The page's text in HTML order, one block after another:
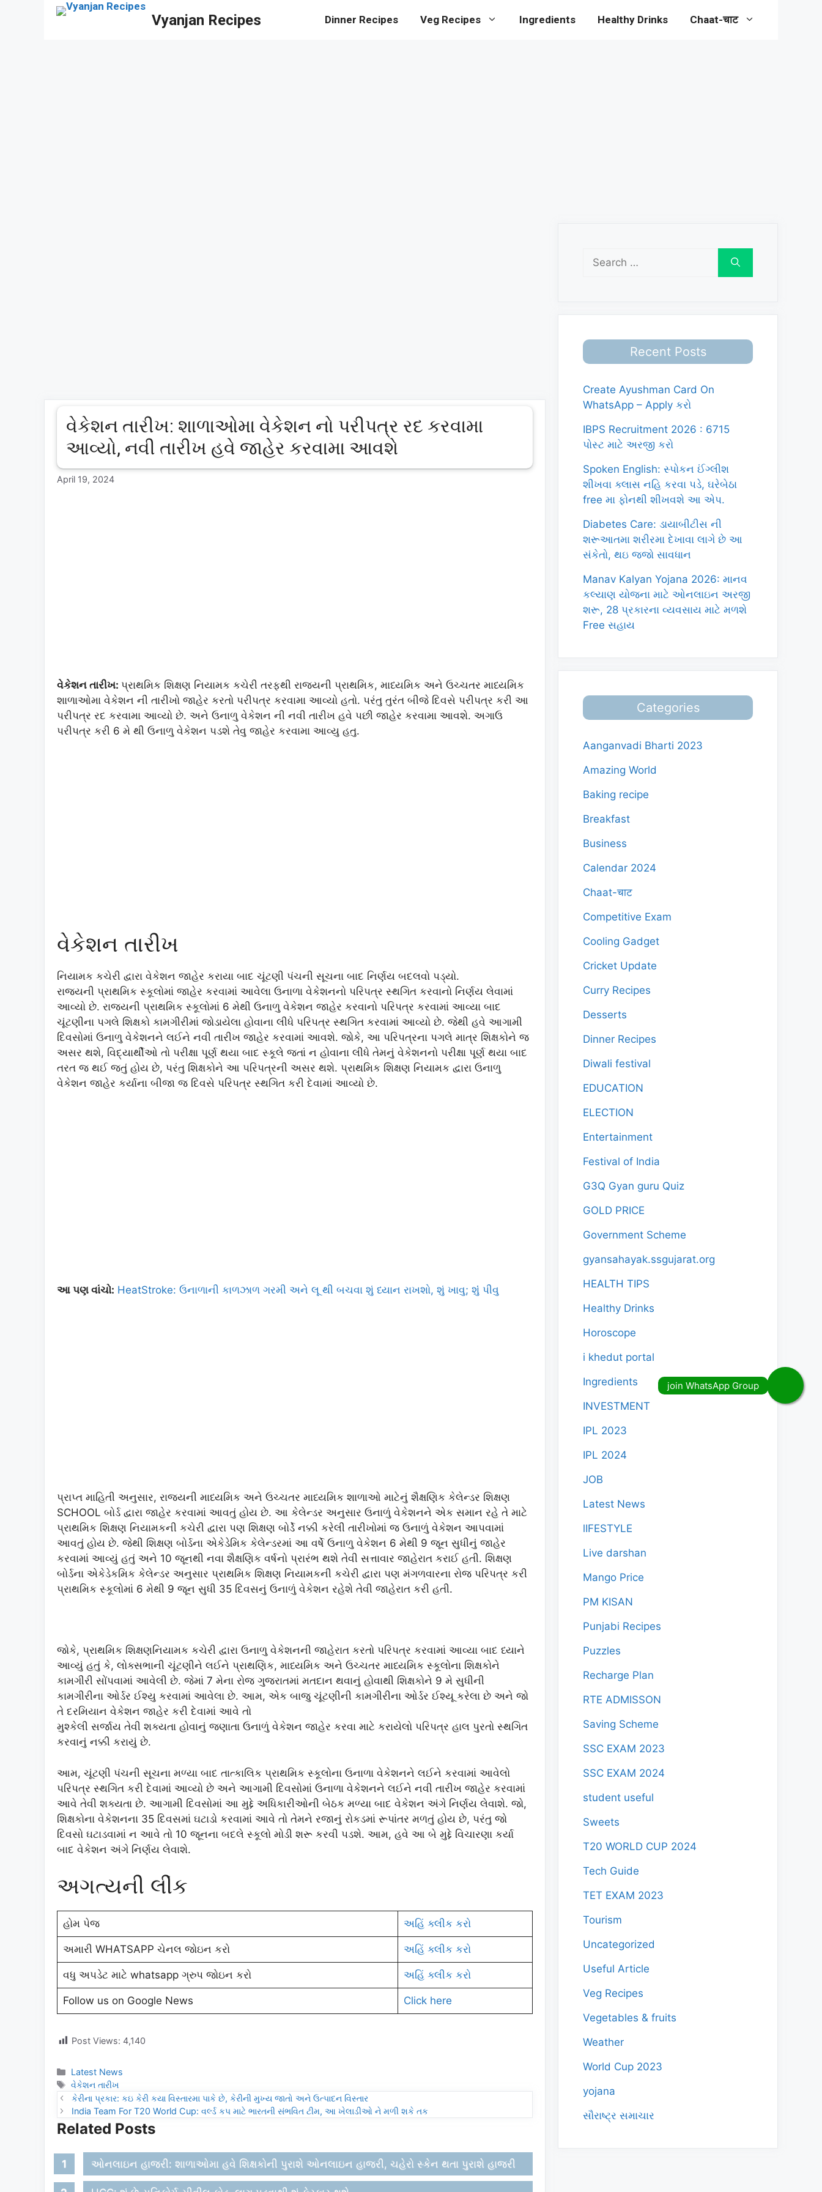
Vyanjan Recipes Dinner Recipes Veg Recipes Ingredients Healthy Drinks Chaat-चाट
વેકેશન તારીખ: શાળાઓમા વેકેશન નો પરીપત્ર રદ કરવામા
આવ્યો, નવી તારીખ હવે જાહેર કરવામા આવશે
April 19, 2024
વેકેશન તારીખ: પ્રાથમિક શિક્ષણ નિયામક કચેરી તરફથી રાજયની પ્રાથમિક, માધ્યમિક અને ઉચ્ચતર માધ્યમિક
શાળાઓમા વેકેશન ની તારીખો જાહેર કરતો પરીપત્ર કરવામા આવ્યો હતો. પરંતુ તુરંત બીજે દિવસે પરીપત્ર કરી આ
પરીપત્ર રદ કરવામા આવ્યો છે. અને ઉનાળુ વેકેશન ની નવી તારીખ હવે પછી જાહેર કરવામા આવશે. અગાઉ
પરીપત્ર કરી 6 મે થી ઉનાળુ વેકેશન પડશે તેવુ જાહેર કરવામા આવ્યુ હતુ.
વેકેશન તારીખ
નિયામક કચેરી દ્વારા વેકેશન જાહેર કરાયા બાદ ચૂંટણી પંચની સૂચના બાદ નિર્ણય બદલવો પડ્યો.
રાજ્યની પ્રાથમિક સ્કૂલોમાં જાહેર કરવામાં આવેલા ઉનાળા વેકેશનનો પરિપત્ર સ્થગિત કરવાનો નિર્ણય લેવામાં
આવ્યો છે. રાજ્યની પ્રાથમિક સ્કૂલોમાં 6 મેથી ઉનાળુ વેકેશન જાહેર કરવાનો પરિપત્ર કરવામાં આવ્યા બાદ
ચૂંટણીના પગલે શિક્ષકો કામગીરીમાં જોડાયેલા હોવાના લીધે પરિપત્ર સ્થગિત કરવામાં આવ્યો છે. જેથી હવે આગામી
દિવસોમાં ઉનાળુ વેકેશનને લઈને નવી તારીખ જાહેર કરવામાં આવશે. જોકે, આ પરિપત્રના પગલે માત્ર શિક્ષકોને જ
અસર થશે, વિદ્યાર્થીઓ તો પરીક્ષા પૂર્ણ થયા બાદ સ્કૂલે જતાં ન હોવાના લીધે તેમનું વેકેશનનો પરીક્ષા પૂર્ણ થયા બાદ
તરત જ થઈ જતું હોય છે, પરંતુ શિક્ષકોને આ પરિપત્રની અસર થશે. પ્રાથમિક શિક્ષણ નિયામક દ્વારા ઉનાળુ
વેકેશન જાહેર કર્યાના બીજા જ દિવસે પરિપત્ર સ્થગિત કરી દેવામાં આવ્યો છે.
આ પણ વાંચો: HeatStroke: ઉનાળાની કાળઝાળ ગરમી અને લૂ થી બચવા શું ધ્યાન રાખશો, શું ખાવુ; શુંં પીવુ
પ્રાપ્ત માહિતી અનુસાર, રાજ્યની માધ્યમિક અને ઉચ્ચતર માધ્યમિક શાળાઓ માટેનું શૈક્ષણિક કેલેન્ડર શિક્ષણ
SCHOOL બોર્ડ દ્વારા જાહેર કરવામાં આવતું હોય છે. આ કેલેન્ડર અનુસાર ઉનાળું વેકેશનને એક સમાન રહે તે માટે
પ્રાથમિક શિક્ષણ નિયામકની કચેરી દ્વારા પણ શિક્ષણ બોર્ડે નક્કી કરેલી તારીખોમાં જ ઉનાળું વેકેશન આપવામાં
આવતું હોય છે. જેથી શિક્ષણ બોર્ડના એકેડેમિક કેલેન્ડરમાં આ વર્ષે ઉનાળુ વેકેશન 6 મેથી 9 જૂન સુધીનું જાહેર
કરવામાં આવ્યું હતું અને 10 જૂનથી નવા શૈક્ષણિક વર્ષનો પ્રારંભ થશે તેવી સત્તાવાર જાહેરાત કરાઈ હતી. શિક્ષણ
બોર્ડના એકેડેકમિક કેલેન્ડર અનુસાર પ્રાથમિક શિક્ષણ નિયામકની કચેરી દ્વારા પણ મંગળવારના રોજ પરિપત્ર કરી
પ્રાથમિક સ્કૂલોમાં 6 મેથી 9 જૂન સુધી 35 દિવસનું ઉનાળું વેકેશન રહેશે તેવી જાહેરાત કરી હતી.
જોકે, પ્રાથમિક શિક્ષણનિયામક કચેરી દ્વારા ઉનાળુ વેકેશનની જાહેરાત કરતો પરિપત્ર કરવામાં આવ્યા બાદ ધ્યાને
આવ્યું હતું કે, લોક્સભાની ચૂંટણીને લઈને પ્રાથણિક, માધ્યમિક અને ઉચ્ચતર માધ્યમિક સ્કૂલોના શિક્ષકોને
કામગીરી સોંપવામાં આવેલી છે. જેમાં 7 મેના રોજ ગુજરાતમાં મતદાન થવાનું હોવાથી શિક્ષકોને 9 મે સુધીની
કામગીરીના ઓર્ડર ઈશ્યુ કરવામાં આવેલા છે. આમ, એક બાજુ ચૂંટણીની કામગીરીના ઓર્ડર ઈશ્યૂ કરેલા છે અને જો
તે દરમિયાન વેકેશન જાહેર કરી દેવામાં આવે તો
મુશ્કેલી સર્જાય તેવી શક્યતા હોવાનું જણાતા ઉનાળું વેકેશન જાહેર કરવા માટે કરાયેલો પરિપત્ર હાલ પુરતો સ્થગિત
કરવાનું નક્કી કરાયું છે.
આમ, ચૂંટણી પંચની સૂચના મળ્યા બાદ તાત્કાલિક પ્રાથમિક સ્કૂલોના ઉનાળા વેકેશનને લઈને કરવામાં આવેલો
પરિપત્ર સ્થગિત કરી દેવામાં આવ્યો છે અને આગામી દિવસોમાં ઉનાળા વેકેશનને લઈને નવી તારીખ જાહેર કરવામાં
આવે તેવી શક્યતા છે. આગામી દિવસોમાં આ મુદ્દે અધિકારીઓની બેઠક મળ્યા બાદ વેકેશન અંગે નિર્ણય લેવાશે. જો,
શિક્ષકોના વેકેશનના 35 દિવસમાં ઘટાડો કરવામાં આવે તો તેમને રજાનું રોકડમાં રૂપાંતર મળતું હોય છે, પરંતુ જો
દિવસો ઘટાડવામાં ન આવે તો 10 જૂનના બદલે સ્કૂલો મોડી શરૂ કરવી પડશે. આમ, હવે આ બે મુદ્દે વિચારણા કર્યા
બાદ વેકેશન અંગે નિર્ણય લેવાશે.
અગત્યની લીંક
હોમ પેજ અહિં ક્લીક કરો
અમારી WHATSAPP ચેનલ જોઇન કરો અહિં ક્લીક કરો
વધુ અપડેટ માટે whatsapp ગ્રુપ જોઇન કરો અહિં ક્લીક કરો
Follow us on Google News Click here
Post Views: 4,140
Categories
Latest News
Tags
વેકેશન તારીખ
કેરીના પ્રકાર: કઇ કેરી કયા વિસ્તારમા પાકે છે, કેરીની મુખ્ય જાતો અને ઉત્પાદન વિસ્તાર
India Team For T20 World Cup: વર્લ્ડ કપ માટે ભારતની સંભવિત ટીમ, આ ખેલાડીઓ ને મળી શકે તક
Related Posts
ઓનલાઇન હાજરી: શાળાઓમા હવે શિક્ષકોની પુરાશે ઓનલાઇન હાજરી, ચહેરો સ્કેન થતા પુરાશે હાજરી
Search
for:
Recent Posts
Create Ayushman Card On
WhatsApp – Apply કરો
IBPS Recruitment 2026 : 6715
પોસ્ટ માટે અરજી કરો
Spoken English: સ્પોકન ઈંગ્લીશ
શીખવા ક્લાસ નહિ કરવા પડે, ઘરેબેઠા
free મા ફોનથી શીખવશે આ એપ.
Diabetes Care: ડાયાબીટીસ ની
શરૂઆતમા શરીરમા દેખાવા લાગે છે આ
સંકેતો, થઇ જજો સાવધાન
Manav Kalyan Yojana 2026: માનવ
કલ્યાણ યોજના માટે ઓનલાઇન અરજી
શરૂ, 28 પ્રકારના વ્યવસાય માટે મળશે
Free સહાય
Categories
Aanganvadi Bharti 2023
Amazing World
Baking recipe
Breakfast
Business
Calendar 2024
Chaat-चाट
Competitive Exam
Cooling Gadget
Cricket Update
Curry Recipes
Desserts
Dinner Recipes
Diwali festival
EDUCATION
ELECTION
Entertainment
Festival of India
G3Q Gyan guru Quiz
GOLD PRICE
Government Scheme
gyansahayak.ssgujarat.org
HEALTH TIPS
Healthy Drinks
Horoscope
i khedut portal
Ingredients
INVESTMENT
IPL 2023
IPL 2024
JOB
Latest News
lIFESTYLE
Live darshan
Mango Price
PM KISAN
Punjabi Recipes
Puzzles
Recharge Plan
RTE ADMISSON
Saving Scheme
SSC EXAM 2023
SSC EXAM 2024
student useful
Sweets
T20 WORLD CUP 2024
Tech Guide
TET EXAM 2023
Tourism
Uncategorized
Useful Article
Veg Recipes
Vegetables & fruits
Weather
World Cup 2023
yojana
સૌરાષ્ટ્ર સમાચાર